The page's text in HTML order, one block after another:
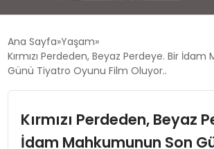
EKONOMI
MAGAZIN
Ana Sayfa Yaşam
Kırmızı Perdeden, Beyaz Perdeye. Bir
Günü Tiyatro Oyunu Film Oluyor..
Kırmızı Perdeden, Beyaz
İdam Mahkumunun Son